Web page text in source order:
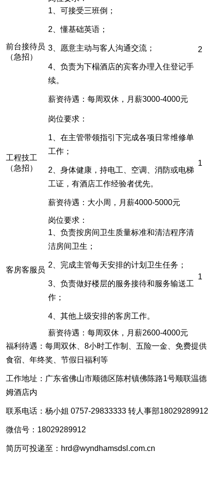
前台接待员
（急招）
1、可接受三班倒；
2、懂基础英语；
3、愿意主动与客人沟通交流；
4、负责为下榻酒店的宾客办理入住登记手
续。
薪资待遇：每周双休，月薪3000-4000元
2
工程技工
（急招）
岗位要求：
1、在主管带领指引下完成各项日常维修单
工作；
2、身体健康，持电工、空调、消防或电梯
工证，有酒店工作经验者优先。
薪资待遇：大小周，月薪4000-5000元
1
客房客服员
岗位要求：
1、负责按房间卫生质量标准和清洁程序清
洁房间卫生；
2、完成主管每天安排的计划卫生任务；
3、负责做好楼层的服务接待和服务输送工
作；
4、其他上级安排的客房工作。
薪资待遇：每周双休，月薪2600-4000元
1
福利待遇：每周双休、8小时工作制、五险一金、免费提供
食宿、年终奖、节假日福利等
工作地址：广东省佛山市顺德区陈村镇佛陈路1号顺联温德
姆酒店内
联系电话：杨小姐 0757-29833333 转人事部18029289912
微信号：18029289912
简历可投递至：hrd@wyndhamsdsl.com.cn